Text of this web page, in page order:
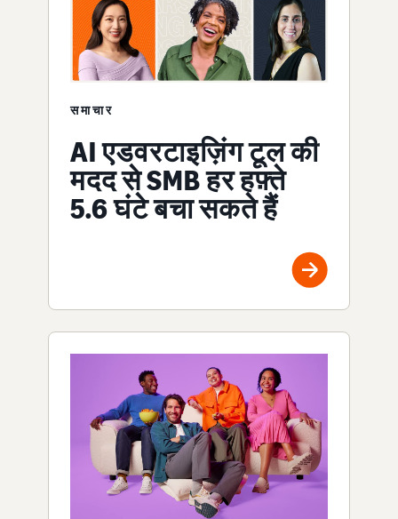
समाचार
AI एडवरटाइज़िंग टूल की
मदद से SMB हर हफ़्ते
5.6 घंटे बचा सकते हैं